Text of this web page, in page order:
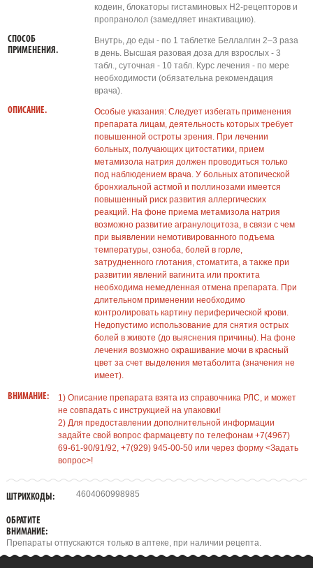
кодеин, блокаторы гистаминовых H2-рецепторов и
пропранолол (замедляет инактивацию).
СПОСОБ
ПРИМЕНЕНИЯ.
Внутрь, до еды - по 1 таблетке Беллалгин 2–3 раза
в день. Высшая разовая доза для взрослых - 3
табл., суточная - 10 табл. Курс лечения - по мере
необходимости (обязательна рекомендация
врача).
ОПИСАНИЕ.
Особые указания: Следует избегать применения
препарата лицам, деятельность которых требует
повышенной остроты зрения. При лечении
больных, получающих цитостатики, прием
метамизола натрия должен проводиться только
под наблюдением врача. У больных атопической
бронхиальной астмой и поллинозами имеется
повышенный риск развития аллергических
реакций. На фоне приема метамизола натрия
возможно развитие агранулоцитоза, в связи с чем
при выявлении немотивированного подъема
температуры, озноба, болей в горле,
затрудненного глотания, стоматита, а также при
развитии явлений вагинита или проктита
необходима немедленная отмена препарата. При
длительном применении необходимо
контролировать картину периферической крови.
Недопустимо использование для снятия острых
болей в животе (до выяснения причины). На фоне
лечения возможно окрашивание мочи в красный
цвет за счет выделения метаболита (значения не
имеет).
ВНИМАНИЕ:
1) Описание препарата взята из справочника РЛС, и может
не совпадать с инструкцией на упаковки!
2) Для предоставлении дополнительной информации
задайте свой вопрос фармацевту по телефонам +7(4967)
69-61-90/91/92, +7(929) 945-00-50 или через форму <Задать
вопрос>!
ШТРИХКОДЫ: 4604060998985
ОБРАТИТЕ
ВНИМАНИЕ:
Препараты отпускаются только в аптеке, при наличии рецепта.